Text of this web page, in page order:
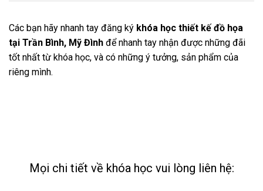
Các bạn hãy nhanh tay đăng ký khóa học thiết kế đồ họa
tại Trần Bình, Mỹ Đình để nhanh tay nhận được những đãi
tốt nhất từ khóa học, và có những ý tưởng, sản phẩm của
riêng mình.
Mọi chi tiết về khóa học vui lòng liên hệ: